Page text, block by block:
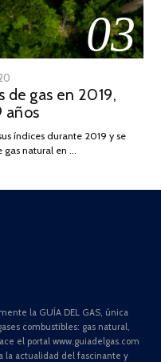
03
DE
JULIO
2025
de gas en 2019,
años
índices durante 2019 y se
gas natural en …
la GUÍA DEL GAS, única
combustibles: gas natural,
el portal www.guiadelgas.com
la actualidad del fascinante y